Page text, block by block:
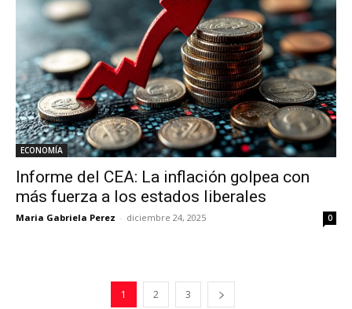
ECONOMÍA
Informe del CEA: La inflación golpea con
más fuerza a los estados liberales
Maria Gabriela Perez - diciembre 24, 2025 0
1 2 3